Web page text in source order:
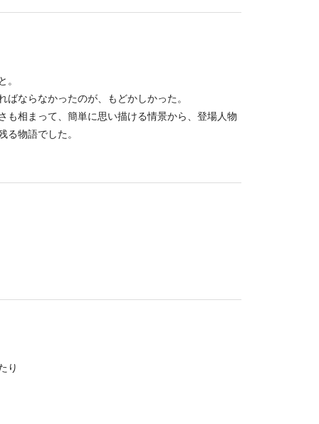
ならなかったのが、もどかしかった。
相まって、簡単に思い描ける情景から、登場人物
物語でした。
り